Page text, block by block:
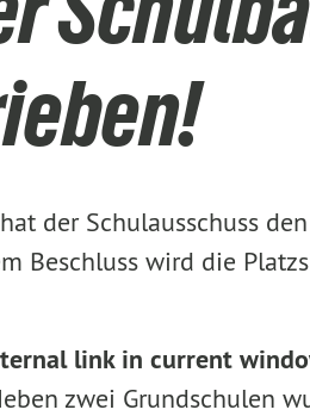
der Schulausschuss
Beschluss wird die
link in current
zwei Grundschulen